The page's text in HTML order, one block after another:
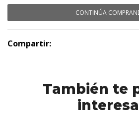
CONTINÚA
Compartir:
También te